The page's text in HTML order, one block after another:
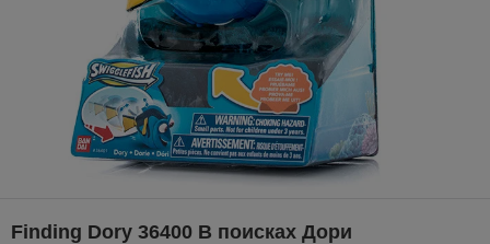
Finding Dory 36400 В поисках Дори